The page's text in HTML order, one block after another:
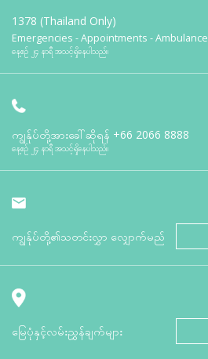
1378 (Thailand Only)
Emergencies - Appointments - Ambulance
နေ့စဉ် ၂၄ နာရီ အသင့်ရှိနေပါသည်။
ကျွန်ုပ်တို့အားခေါ်ဆိုရန် +66 2066 8888
နေ့စဉ် ၂၄ နာရီ အသင့်ရှိနေပါသည်။
ကျွန်ုပ်တို့၏သတင်းလွှာ လျှောက်မည်
မြေပုံနှင့်လမ်းညွှန်ချက်များ